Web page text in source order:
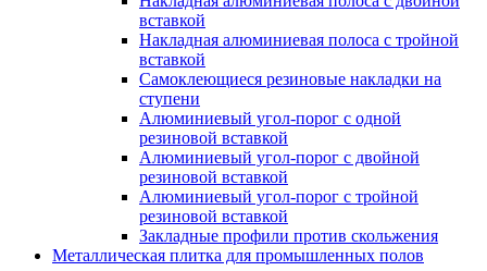
вставкой
Накладная алюминиевая полоса с тройной
вставкой
Самоклеющиеся резиновые накладки на
ступени
Алюминиевый угол-порог с одной
резиновой вставкой
Алюминиевый угол-порог с двойной
резиновой вставкой
Алюминиевый угол-порог с тройной
резиновой вставкой
Закладные профили против скольжения
Металлическая плитка для промышленных полов